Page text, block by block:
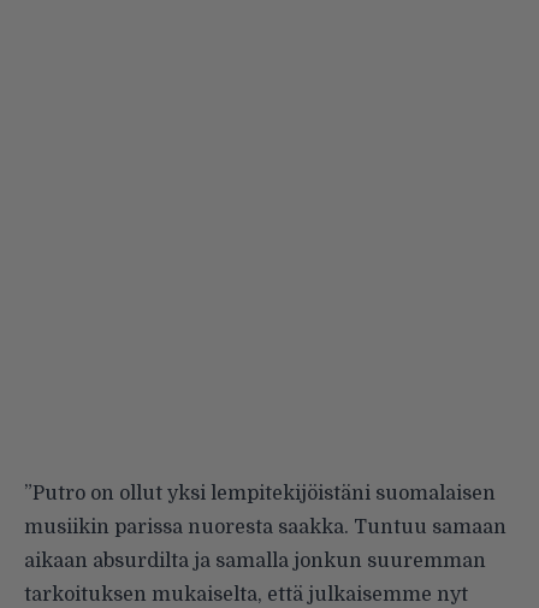
”Putro on ollut yksi lempitekijöistäni suomalaisen
musiikin parissa nuoresta saakka. Tuntuu samaan
aikaan absurdilta ja samalla jonkun suuremman
tarkoituksen mukaiselta, että julkaisemme nyt